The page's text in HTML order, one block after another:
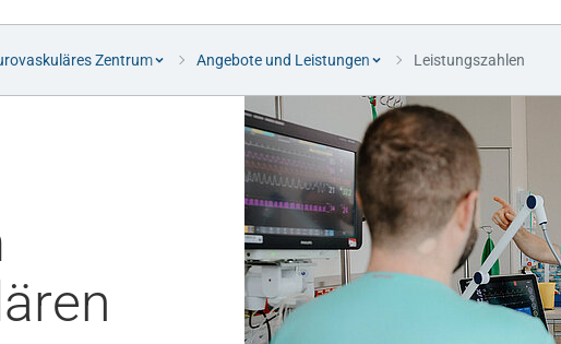
Zentrum Angebote und Leistungen Leistungszahlen
Nachhaltigkeit am UKA - Initiative UMAGG